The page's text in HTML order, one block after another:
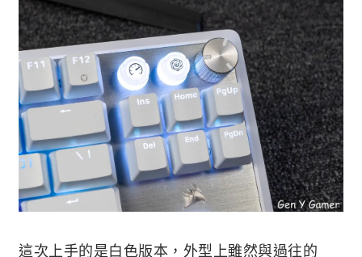
這次上手的是白色版本，外型上雖然與過往的